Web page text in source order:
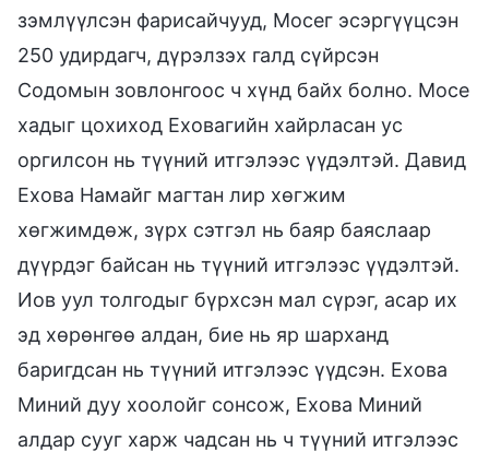
зэмлүүлсэн фарисайчууд, Мосег эсэргүүцсэн
250 удирдагч, дүрэлзэх галд сүйрсэн
Содомын зовлонгоос ч хүнд байх болно. Мосе
хадыг цохиход Еховагийн хайрласан ус
оргилсон нь түүний итгэлээс үүдэлтэй. Давид
Ехова Намайг магтан лир хөгжим
хөгжимдөж, зүрх сэтгэл нь баяр баяслаар
дүүрдэг байсан нь түүний итгэлээс үүдэлтэй.
Иов уул толгодыг бүрхсэн мал сүрэг, асар их
эд хөрөнгөө алдан, бие нь яр шарханд
баригдсан нь түүний итгэлээс үүдсэн. Ехова
Миний дуу хоолойг сонсож, Ехова Миний
алдар сууг харж чадсан нь ч түүний итгэлээс